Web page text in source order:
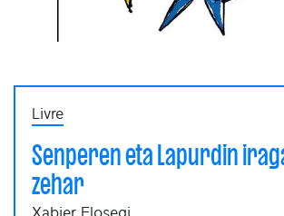
Livre
Senperen eta Lapurdin
zehar